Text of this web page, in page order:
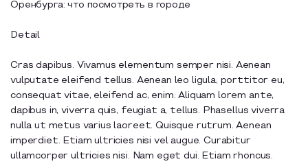
Маршруты от экскурсоводов
Все маршруты
Оренбурга: что посмотреть в городе
Detail
Cras dapibus. Vivamus elementum semper nisi. Aenean
vulputate eleifend tellus. Aenean leo ligula, porttitor eu,
consequat vitae, eleifend ac, enim. Aliquam lorem ante,
dapibus in, viverra quis, feugiat a, tellus. Phasellus viverra
nulla ut metus varius laoreet. Quisque rutrum. Aenean
imperdiet. Etiam ultricies nisi vel augue. Curabitur
ullamcorper ultricies nisi. Nam eget dui. Etiam rhoncus.